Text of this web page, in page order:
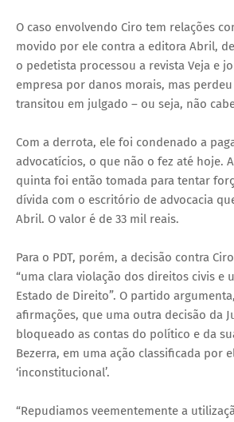
O caso envolvendo Ciro tem relações
movido por ele contra a editora Abril,
o pedetista processou a revista Veja e
empresa por danos morais, mas perdeu
transitou em julgado – ou seja, não
Com a derrota, ele foi condenado a
advocatícios, o que não o fez até hoje.
quinta foi então tomada para tentar
dívida com o escritório de advocacia
Abril. O valor é de 33 mil reais.
Para o PDT, porém, a decisão contra
“uma clara violação dos direitos civis e
Estado de Direito”. O partido
afirmações, que uma outra decisão da
bloqueado as contas do político e da
Bezerra, em uma ação classificada por
‘inconstitucional’.
“Repudiamos veementemente a